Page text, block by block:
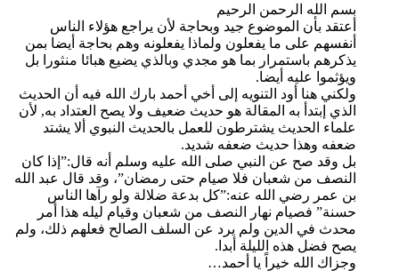
بسم الله الرحمن الرحيم
أعتقد بأن الموضوع جيد وبحاجة لأن يراجع هؤلاء الناس
أنفسهم على ما يفعلون ولماذا يفعلونه وهم بحاجة أيضا بمن
يذكرهم باستمرار بما هو مجدي وبالذي يضيع هبائا منثورا بل
ويؤثموا عليه أيضا.
ولكني هنا أود التنويه إلى أخي أحمد بارك الله فيه أن الحديث
الذي إبتدأ به المقالة هو حديث ضعيف ولا يصح العتداد به, لأن
علماء الحديث يشترطون للعمل بالحديث النبوي ألا يشتد
ضعفه وهذا حديث ضعفه شديد.
بل وقد صح عن النبي صلى الله عليه وسلم أنه قال:”إذا كان
النصف من شعبان فلا صيام حتى رمضان”، وقد قال عبد الله
بن عمر رضي الله عنه:”كل بدعة ضلالة ولو رآها الناس
حسنة” فصيام نهار النصف من شعبان وقيام ليله هذا أمر
محدث في الدين ولم يرد عن السلف الصالح فعلهم ذلك، ولم
يصح فضل هذه الليلة أبدا.
وجزاك الله خيراً يا أحمد…